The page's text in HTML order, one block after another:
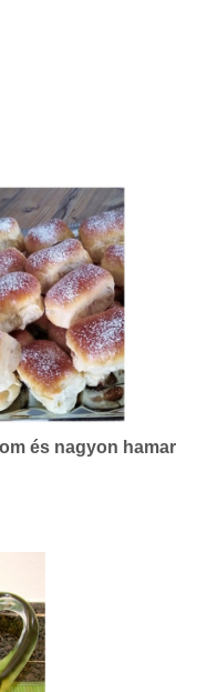
és nagyon hamar